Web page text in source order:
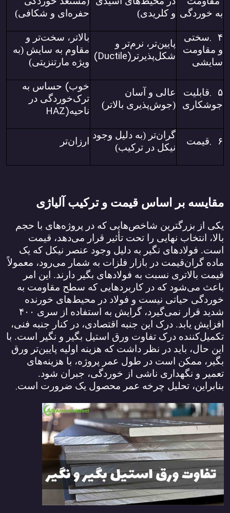
به خوردگی و کلریدی)
حفره‌ای و شکافی)
۴ .سختی
و مقاومت
سایشی
پایین‌تر، نرم‌تر و
شکل‌پذیرتر (Ductile)
بالاتر، سخت‌تر و
مقاوم به سایش (به
ویژه مارتنزیتی)
۵ .قابلیت
جوشکاری
عالی و آسان
(جوش‌پذیری بالاتر)
خوب( حساس به
ترک‌خوردگی در
ناحیهHAZ)
۶ .قیمت
گران‌تر (به دلیل وجود
نیکل در ترکیب)
ارزان‌تر
مقایسه بر اساس قیمت و ترکیب آلیاژی
یکی از بزرگترین شاخص‌هایی که در پروژه‌های با حجم
بالا، انتخاب نهایی را تحت تأثیر قرار می‌دهد، قیمت
است. فولادهای نگیر به دلیل وجود عنصر نیکل که یک
ماده گران‌قیمت در بازار فلزات به شمار می‌رود، معمولاً
قیمت بالاتری نسبت به فولادهای بگیر دارند. این امر
باعث می‌شود که در کاربردهایی که سطح مقاومت به
خوردگی حیاتی نیست و فولاد در محیط‌های خورنده
شدید قرار نمی‌گیرد، گرایش به استفاده از سری ۴۰۰
افزایش یابد. درک این جنبه اقتصادی، در کنار جنبه فنی،
تکمیل‌کننده درک تفاوت ورق استیل بگیر و نگیر است. با
این حال، باید در نظر داشت که هزینه اولیه پایین‌تر ورق
بگیر، ممکن است در طول عمر پروژه، با هزینه‌های
تعمیر و نگهداری ناشی از خوردگی، جبران شود.
بنابراین، تحلیل چرخه عمر محصول یک ضرورت است.